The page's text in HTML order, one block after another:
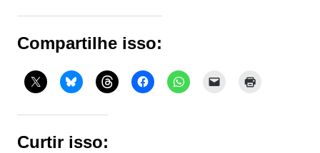
Compartilhe isso:
Curtir isso: